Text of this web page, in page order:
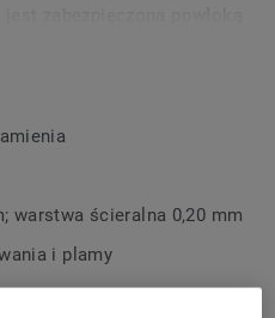
będzie wyjątkowo
warstwa ścieralna 0,20 mm
i plamy